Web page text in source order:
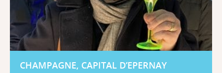
CHAMPAGNE, CAPITAL D’EPERNAY